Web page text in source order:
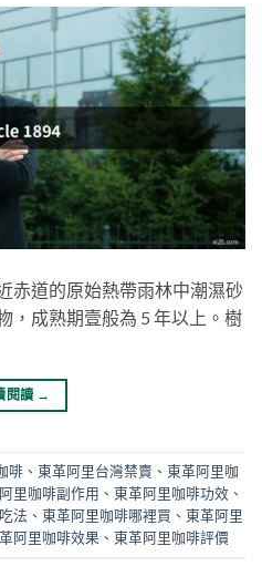
赤道的原始熱帶雨林中潮濕砂
，成熟期壹般為 5 年以上。樹
閱讀 →
啡 、 東革阿里台灣禁賣 、 東革阿里咖
里咖啡副作用 、 東革阿里咖啡功效 、
法 、 東革阿里咖啡哪裡買 、 東革阿里
阿里咖啡效果 、 東革阿里咖啡評價